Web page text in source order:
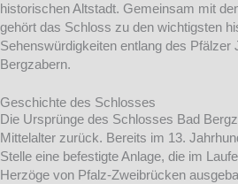
historischen Altstadt. Gemeinsam mit
gehört das Schloss zu den wichtigsten
Sehenswürdigkeiten entlang des Pfälzer
Bergzabern.
Geschichte des Schlosses
Die Ursprünge des Schlosses Bad
Mittelalter zurück. Bereits im 13.
Stelle eine befestigte Anlage, die im
Herzöge von Pfalz-Zweibrücken